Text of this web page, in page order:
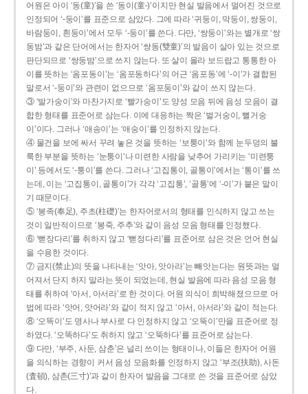
어원은 아이 ‘동(童)’을 쓴 ‘동이(童-)’이지만 현실 발음에서 멀어진 것으로
인정되어 ‘-둥이’를 표준으로 삼았다. 그에 따라 ‘귀둥이, 막둥이, 쌍둥이,
바람둥이, 흰둥이’에서 모두 ‘-둥이’를 쓴다. 다만, ‘쌍둥이’와는 별개로 ‘쌍
동밤’과 같은 단어에서는 한자어 ‘쌍동(雙童)’의 발음이 살아 있는 것으로
판단되므로 ‘쌍둥밤’으로 쓰지 않는다. 또 살이 올라 보드랍고 통통한 아
이를 뜻하는 ‘옴포동이’는 ‘옴포동하다’의 어근 ‘옴포동’에 ‘-이’가 결합된
말로서 ‘-둥이’와 관련이 없으므로 ‘옴포둥이’와 같이 쓰지 않는다.
③ ‘발가숭이’와 마찬가지로 ‘빨가숭이’도 양성 모음 뒤에 음성 모음이 결
합한 형태를 표준어로 삼는다. 이에 대응하는 짝은 ‘벌거숭이, 뻘거숭
이’이다. 그러나 ‘애송이’는 ‘애숭이’를 인정하지 않는다.
④ 물건을 보에 싸서 꾸려 놓은 것을 뜻하는 ‘보퉁이’와 함께 눈두덩의 불
룩한 부분을 뜻하는 ‘눈퉁이’나 미련한 사람을 낮추어 가리키는 ‘미련퉁
이’ 등에서도 ‘-퉁이’를 쓴다. 그러나 ‘고집통이, 골통이’에서는 ‘통이’를 쓰
는데, 이는 ‘고집통이, 골통이’가 각각 ‘고집통’, ‘골통’에 ‘-이’가 붙은 말이
기 때문이다.
⑤ ‘봉족(奉足), 주초(柱礎)’는 한자어로서의 형태를 인식하지 않고 쓰는
것이 일반적이므로 ‘봉죽, 주추’와 같이 음성 모음 형태를 인정했다.
⑥ ‘뻗장다리’를 취하지 않고 ‘뻗정다리’를 표준어로 삼은 것은 언어 현실
을 수용한 것이다.
⑦ 금지(禁止)의 뜻을 나타내는 ‘앗아, 앗아라’는 빼앗는다는 원뜻과는 멀
어져서 단지 하지 말라는 뜻이 되었는데, 현실 발음에 따라 음성 모음 형
태를 취하여 ‘아서, 아서라’로 한 것이다. 어원 의식이 희박해졌으므로 어
법에 따라 ‘앗어, 앗어라’와 같이 적지 않고 ‘아서, 아서라’와 같이 적는다.
⑧ ‘오똑이’도 명사나 부사로 다 인정하지 않고 ‘오뚝이’만을 표준어로 정
하였다. ‘오똑하다’도 취하지 않고 ‘오뚝하다’를 표준어로 삼는다.
⑨ 다만, ‘부주, 사둔, 삼춘’은 널리 쓰이는 형태이나, 이들은 한자어 어원
을 의식하는 경향이 커서 음성 모음화를 인정하지 않고 ‘부조(扶助), 사돈
(査頓), 삼촌(三寸)’과 같이 한자어 발음을 그대로 쓴 것을 표준어로 삼았
다.